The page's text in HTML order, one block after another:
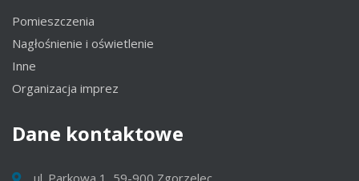
Pomieszczenia
Nagłośnienie i oświetlenie
Inne
Organizacja imprez
Dane kontaktowe
ul. Parkowa 1, 59-900 Zgorzelec